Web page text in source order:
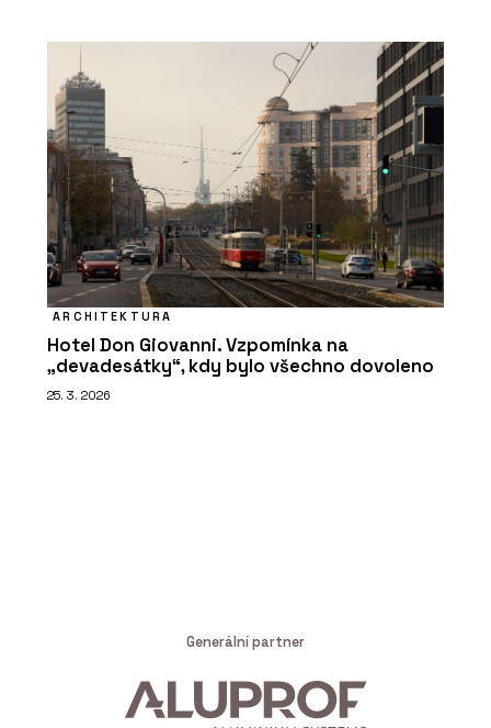
ARCHITEKTURA
Hotel Don Giovanni. Vzpomínka na
„devadesátky“, kdy bylo všechno dovoleno
25. 3. 2026
Generální partner